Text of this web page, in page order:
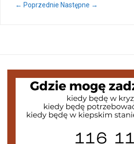
← Poprzednie Następne →